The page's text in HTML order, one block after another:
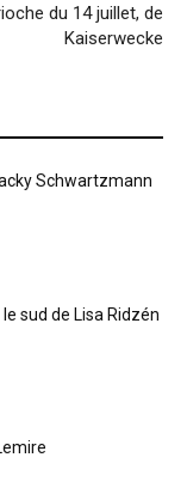
du 14 juillet, de
Kaiserwecke
Schwartzmann
sud de Lisa Ridzén